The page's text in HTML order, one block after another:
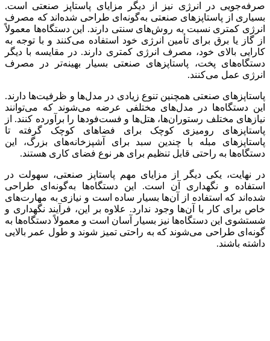
صرفه‌جویی در انرژی نیز از دیگر مزایای پاستاپز صنعتی است.
بسیاری از پاستاپزهای صنعتی به‌گونه‌ای طراحی شده‌اند که مصرف
انرژی کمتری نسبت به روش‌های سنتی دارند. این دستگاه‌ها معمولاً
از گاز یا برق برای تأمین انرژی خود استفاده می‌کنند و با توجه به
کارایی بالای خود، مصرف انرژی کمتری دارند. در مقایسه با دیگر
دستگاه‌های پخت، پاستاپزهای صنعتی بسیار بهینه‌تر در مصرف
انرژی عمل می‌کنند.
پاستاپزهای صنعتی همچنین تنوع زیادی در مدل‌ها و ظرفیت‌ها دارند.
این دستگاه‌ها در مدل‌های مختلفی عرضه می‌شوند که می‌توانند
نیازهای مختلف رستوران‌ها، هتل‌ها و فست‌فودها را برآورده کنند. از
پاستاپزهای رومیزی کوچک برای فضاهای کوچک گرفته تا
پاستاپزهای مبله با چندین سبد برای آشپزخانه‌های بزرگ، این
دستگاه‌ها به راحتی قابل تنظیم برای هر نوع فضای کاری هستند.
در نهایت، یکی دیگر از مزایای مهم پاستاپز صنعتی، سهولت در
استفاده و نگهداری آن است. این دستگاه‌ها به‌گونه‌ای طراحی
شده‌اند که استفاده از آن‌ها بسیار ساده است و نیازی به مهارت‌های
خاص برای کار با آن‌ها وجود ندارد. علاوه بر این، فرآیند نگهداری و
شستشوی این دستگاه‌ها نیز بسیار آسان است و معمولاً دستگاه‌ها به
گونه‌ای طراحی می‌شوند که به راحتی تمیز شوند و طول عمر بالایی
داشته باشند.